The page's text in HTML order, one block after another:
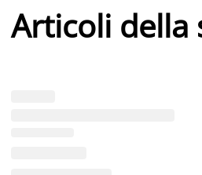
Articoli della